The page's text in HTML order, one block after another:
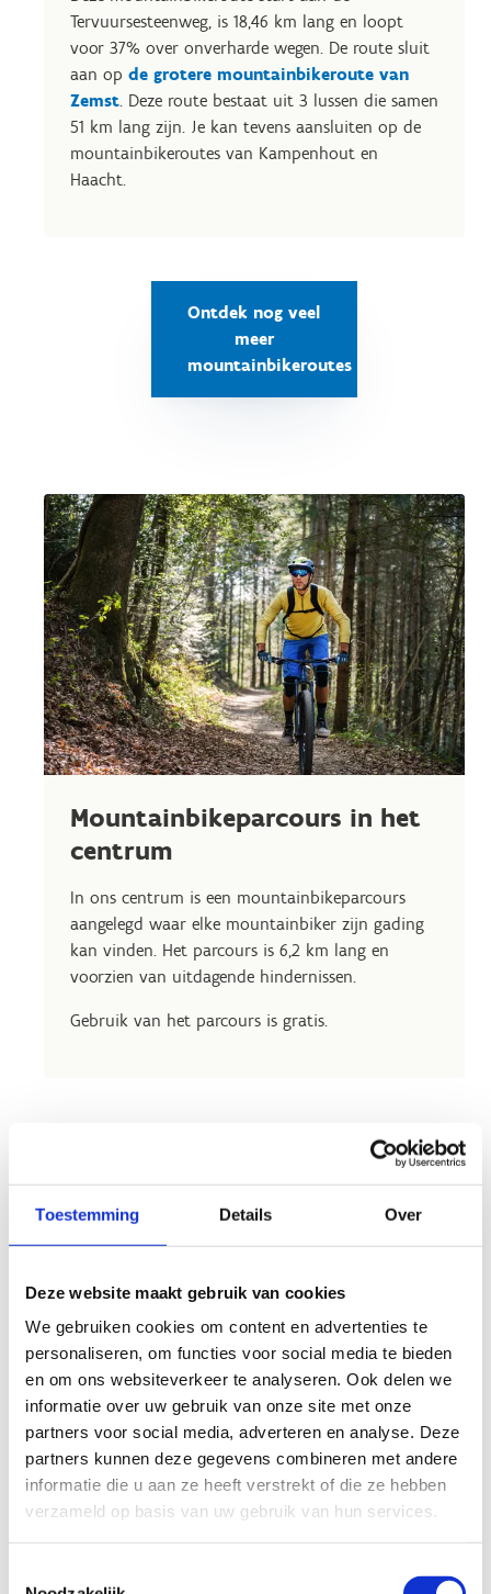
Toestemming Details Over
Deze website maakt gebruik van cookies
We gebruiken cookies om content en advertenties te
personaliseren, om functies voor social media te bieden
en om ons websiteverkeer te analyseren. Ook delen we
informatie over uw gebruik van onze site met onze
partners voor social media, adverteren en analyse. Deze
partners kunnen deze gegevens combineren met andere
informatie die u aan ze heeft verstrekt of die ze hebben
verzameld op basis van uw gebruik van hun services.
Tervuursesteenweg, is 18,46 km lang en loopt
voor 37% over onverharde wegen. De route sluit
aan op de grotere mountainbikeroute van
Zemst. Deze route bestaat uit 3 lussen die samen
51 km lang zijn. Je kan tevens aansluiten op de
mountainbikeroutes van Kampenhout en
Haacht.
Ontdek nog veel
meer
mountainbikeroutes
Mountainbikeparcours in het
centrum
In ons centrum is een mountainbikeparcours
aangelegd waar elke mountainbiker zijn gading
kan vinden. Het parcours is 6,2 km lang en
voorzien van uitdagende hindernissen.
Gebruik van het parcours is gratis.
Een weekend mountainbiken?
Ontdek onze sportieve arrangementen, waar je je
helemaal kunt uitleven op de paden en trails.
Stap op je mountainbike en verken samen met